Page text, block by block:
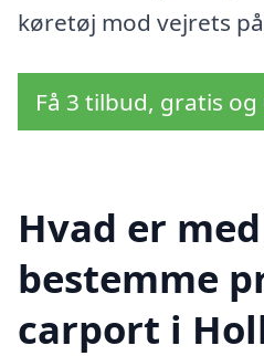
køretøj mod vejrets
Få 3 tilbud, gratis
Hvad er
bestemme
carport i